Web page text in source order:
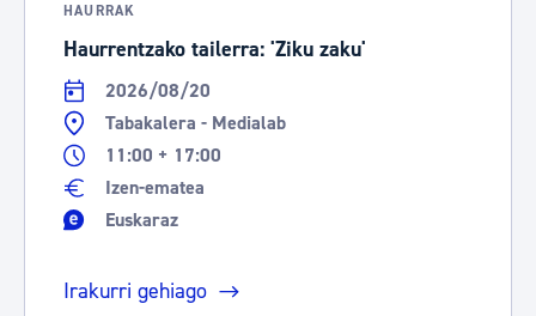
HAURRAK
Haurrentzako tailerra: 'Ziku zaku'
2026/08/20
Tabakalera - Medialab
11:00 + 17:00
Izen-ematea
Euskaraz
Irakurri gehiago